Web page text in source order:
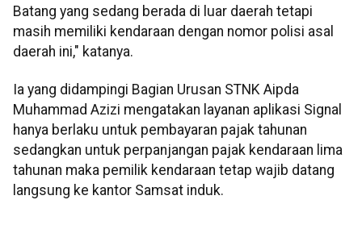
Batang yang sedang berada di luar daerah tetapi
masih memiliki kendaraan dengan nomor polisi asal
daerah ini," katanya.
Ia yang didampingi Bagian Urusan STNK Aipda
Muhammad Azizi mengatakan layanan aplikasi Signal
hanya berlaku untuk pembayaran pajak tahunan
sedangkan untuk perpanjangan pajak kendaraan lima
tahunan maka pemilik kendaraan tetap wajib datang
langsung ke kantor Samsat induk.